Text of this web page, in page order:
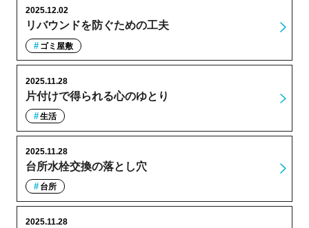
リバウンドを防ぐための工夫
2025.12.02
ゴミ屋敷
片付けで得られる心のゆとり
2025.11.28
生活
台所水栓交換の落とし穴
2025.11.28
台所
2025.11.28